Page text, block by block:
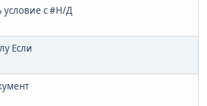
условие с #Н/Д
Если